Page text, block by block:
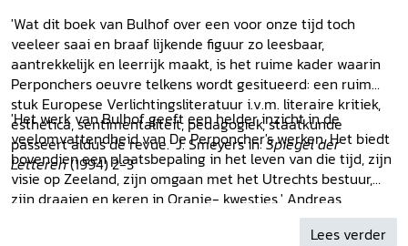
'Wat dit boek van Bulhof over een voor onze tijd toch
veeleer saai en braaf lijkende figuur zo leesbaar,
aantrekkelijk en leerrijk maakt, is het ruime kader waarin
Perponchers oeuvre telkens wordt gesitueerd: een ruim
stuk Europese Verlichtingsliteratuur i.v.m. literaire kritiek,
esthetica, sentimentaliteit, pedagogiek, staatkunde
passeert aldus de revue.' J. Smeyers in:Spiegel der
Letteren(1994) 2-3
'Het werk van Bulhof geeft een helder inzicht in de
veelomvattendheid van De Perponcher's werken. Het biedt
bovendien een plaatsbepaling in het leven van die tijd, zijn
visie op Zeeland, zijn omgaan met het Utrechts bestuur,
zijn draaien en keren in Oranje- kwesties.' Andreas
15-6 1993
Lees verder